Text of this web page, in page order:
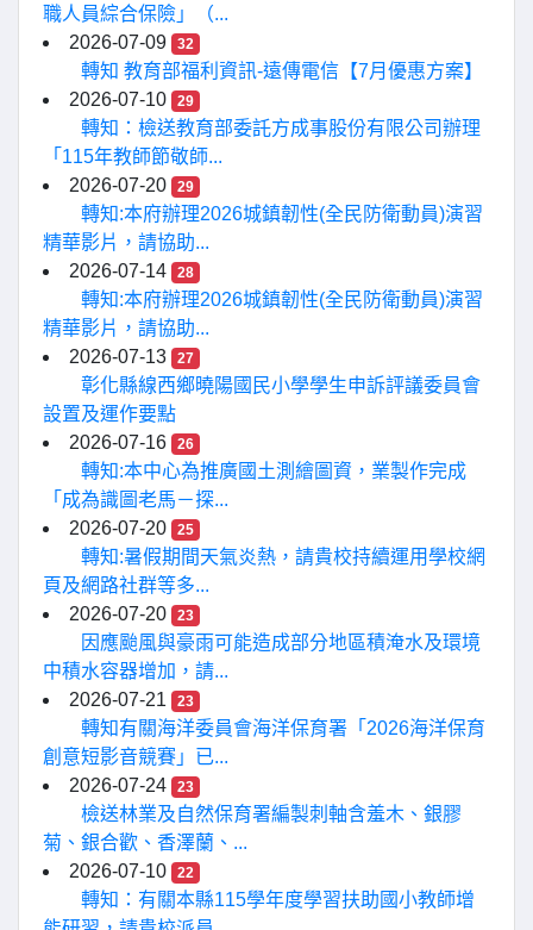
職人員綜合保險」（...
2026-07-09
32
轉知 教育部福利資訊-遠傳電信【7月優惠方案】
2026-07-10
29
轉知：檢送教育部委託方成事股份有限公司辦理
「115年教師節敬師...
2026-07-20
29
轉知:本府辦理2026城鎮韌性(全民防衛動員)演習
精華影片，請協助...
2026-07-14
28
轉知:本府辦理2026城鎮韌性(全民防衛動員)演習
精華影片，請協助...
2026-07-13
27
彰化縣線西鄉曉陽國民小學學生申訴評議委員會
設置及運作要點
2026-07-16
26
轉知:本中心為推廣國土測繪圖資，業製作完成
「成為識圖老馬－探...
2026-07-20
25
轉知:暑假期間天氣炎熱，請貴校持續運用學校網
頁及網路社群等多...
2026-07-20
23
因應颱風與豪雨可能造成部分地區積淹水及環境
中積水容器增加，請...
2026-07-21
23
轉知有關海洋委員會海洋保育署「2026海洋保育
創意短影音競賽」已...
2026-07-24
23
檢送林業及自然保育署編製刺軸含羞木、銀膠
菊、銀合歡、香澤蘭、...
2026-07-10
22
轉知：有關本縣115學年度學習扶助國小教師增